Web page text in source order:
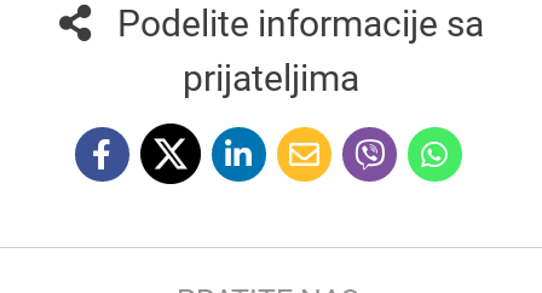
Podelite informacije sa
prijateljima